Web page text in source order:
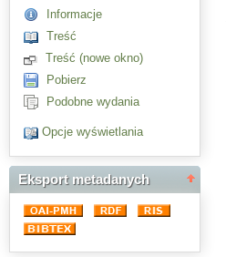
Informacje
Treść
Treść (nowe okno)
Pobierz
Podobne wydania
Opcje wyświetlania
Eksport metadanych